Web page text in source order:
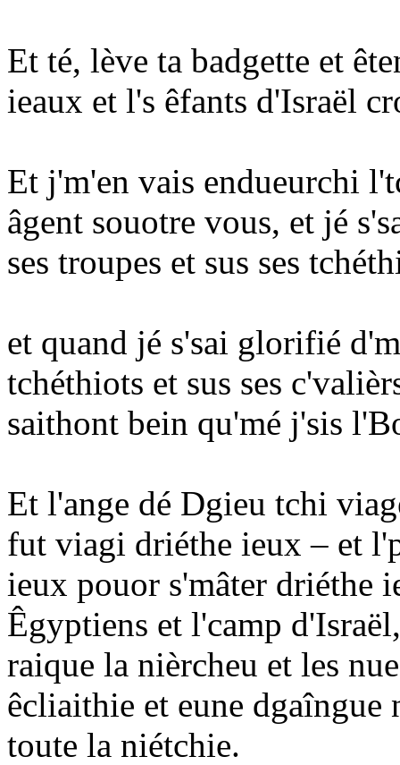
Et té, lève ta badgette et
ieaux et l's êfants d'Israël
Et j'm'en vais endueurchi
âgent souotre vous, et jé
ses troupes et sus ses
et quand jé s'sai glorifié
tchéthiots et sus ses
saithont bein qu'mé j'sis
Et l'ange dé Dgieu tchi
fut viagi driéthe ieux – et
ieux pouor s'mâter driéthe
Êgyptiens et l'camp
raique la nièrcheu et les
êcliaithie et eune
toute la niétchie.